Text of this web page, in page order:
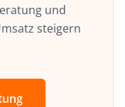
und
steigern